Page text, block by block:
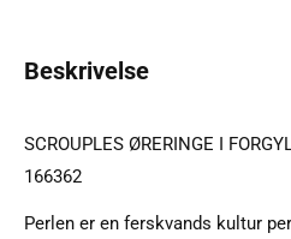
Beskrivelse
SCROUPLES ØRERINGE I
166362
Perlen er en ferskvands kultur